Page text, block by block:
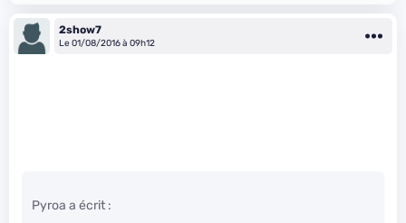
2show7
Le 01/08/2016 à 09h12
Pyroa a écrit :